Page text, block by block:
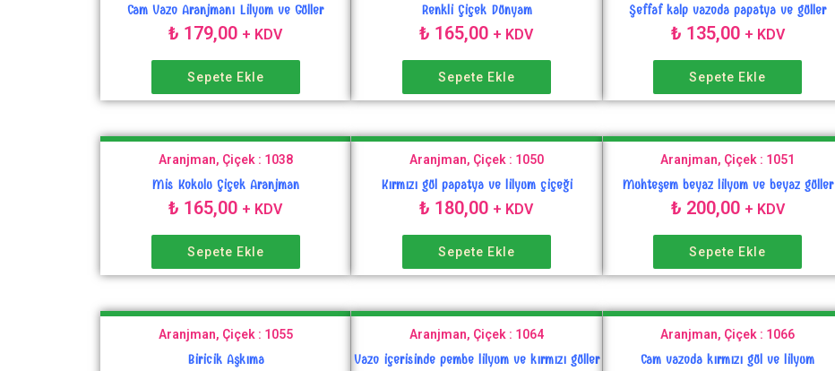
Cam Vazo Aranjmanı Lilyum ve Güller
₺ 179,00 + KDV
Sepete Ekle
Renkli Çiçek Dünyam
₺ 165,00 + KDV
Sepete Ekle
Şeffaf kalp vazoda papatya ve güller
₺ 135,00 + KDV
Sepete Ekle
Aranjman, Çiçek : 1038
Mis Kokulu Çiçek Aranjman
₺ 165,00 + KDV
Sepete Ekle
Aranjman, Çiçek : 1050
Kırmızı gül papatya ve lilyum çiçeği
₺ 180,00 + KDV
Sepete Ekle
Aranjman, Çiçek : 1051
Muhteşem beyaz lilyum ve beyaz güller
₺ 200,00 + KDV
Sepete Ekle
Aranjman, Çiçek : 1055
Biricik Aşkıma
Aranjman, Çiçek : 1064
Vazo içerisinde pembe lilyum ve kırmızı güller
Aranjman, Çiçek : 1066
Cam vazoda kırmızı gül ve lilyum